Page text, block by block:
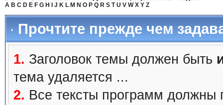
A B C D E F G H J K L M N O P Q R S T U V W X Y Z
Прочтите прежде чем
1. Заголовок темы должен быть
тема удаляется ...
2. Все тексты программ должны